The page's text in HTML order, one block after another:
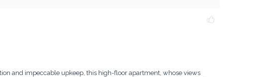
and impeccable upkeep, this high-floor apartment, whose views